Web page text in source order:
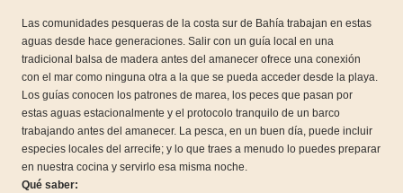
Las comunidades pesqueras de la costa sur de Bahía trabajan en estas
aguas desde hace generaciones. Salir con un guía local en una
tradicional balsa de madera antes del amanecer ofrece una conexión
con el mar como ninguna otra a la que se pueda acceder desde la playa.
Los guías conocen los patrones de marea, los peces que pasan por
estas aguas estacionalmente y el protocolo tranquilo de un barco
trabajando antes del amanecer. La pesca, en un buen día, puede incluir
especies locales del arrecife; y lo que traes a menudo lo puedes preparar
en nuestra cocina y servirlo esa misma noche.
Qué saber: